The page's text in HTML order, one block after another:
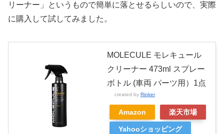
リーナー」というもので簡単に落とせるらしいので、実際
に購入して試してみました。
MOLECULE モレキュール
クリーナー 473ml スプレー
ボトル (車両 パーツ用）1点
created by Rinker
Amazon 楽天市場
Yahooショッピング